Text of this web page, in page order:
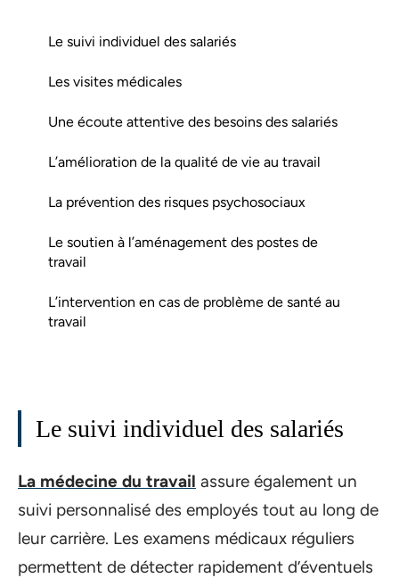
Le suivi individuel des salariés
Les visites médicales
Une écoute attentive des besoins des salariés
L’amélioration de la qualité de vie au travail
La prévention des risques psychosociaux
Le soutien à l’aménagement des postes de
travail
L’intervention en cas de problème de santé au
travail
Le suivi individuel des salariés
La médecine du travail assure également un
suivi personnalisé des employés tout au long de
leur carrière. Les examens médicaux réguliers
permettent de détecter rapidement d’éventuels